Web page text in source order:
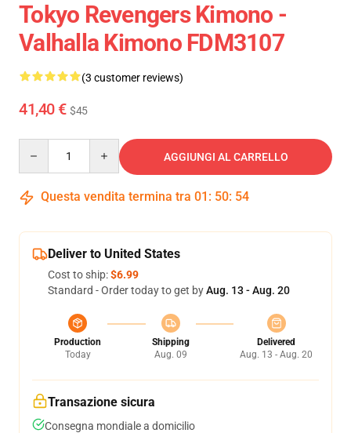
Tokyo Revengers Kimono -
Valhalla Kimono FDM3107
(3 customer reviews)
41,40 € $45
AGGIUNGI AL CARRELLO
Questa vendita termina tra 01 : 50: 54
Deliver to United States
Cost to ship:$6.99
Standard - Order today to get byAug. 13 - Aug. 20
Production
Today
Shipping
Aug. 09
Delivered
Aug. 13 - Aug. 20
Transazione sicura
Consegna mondiale a domicilio